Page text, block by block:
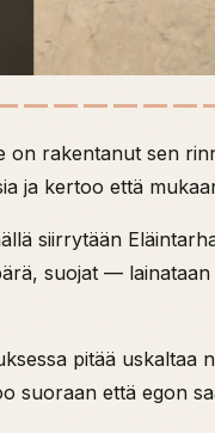
rakentanut sen
ja kertoo että
siirrytään
suojat —
pitää
suoraan että egon